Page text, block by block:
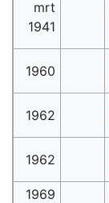
mrt
1941
1960
1962
1962
1969